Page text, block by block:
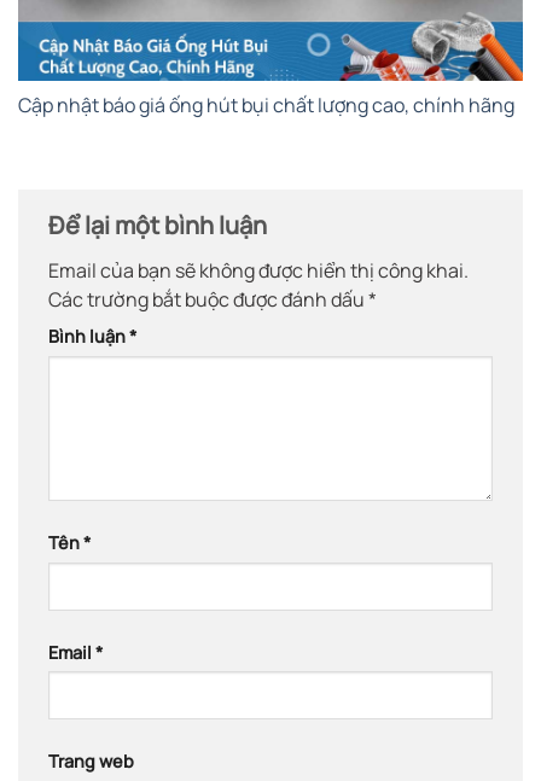
Cập nhật báo giá ống hút bụi chất lượng cao, chính hãng
Để lại một bình luận
Email của bạn sẽ không được hiển thị công khai.
Các trường bắt buộc được đánh dấu*
Bình luận*
Tên*
Email *
Trang web